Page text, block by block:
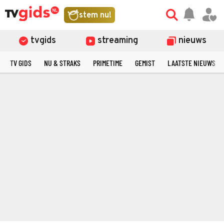
stem nu!
tvgids streaming nieuws
TV GIDS NU & STRAKS PRIMETIME GEMIST LAATSTE NIEUWS